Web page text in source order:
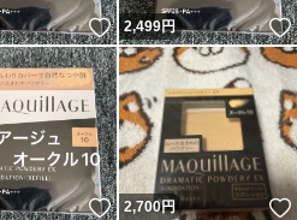
いいね！
2,499円
いいね！
2,700円